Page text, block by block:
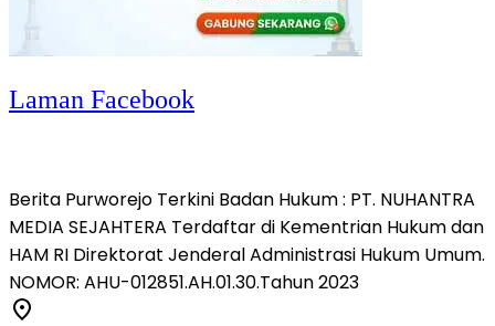
Laman Facebook
Berita Purworejo Terkini Badan Hukum : PT. NUHANTRA
MEDIA SEJAHTERA Terdaftar di Kementrian Hukum dan
HAM RI Direktorat Jenderal Administrasi Hukum Umum.
NOMOR: AHU-012851.AH.01.30.Tahun 2023